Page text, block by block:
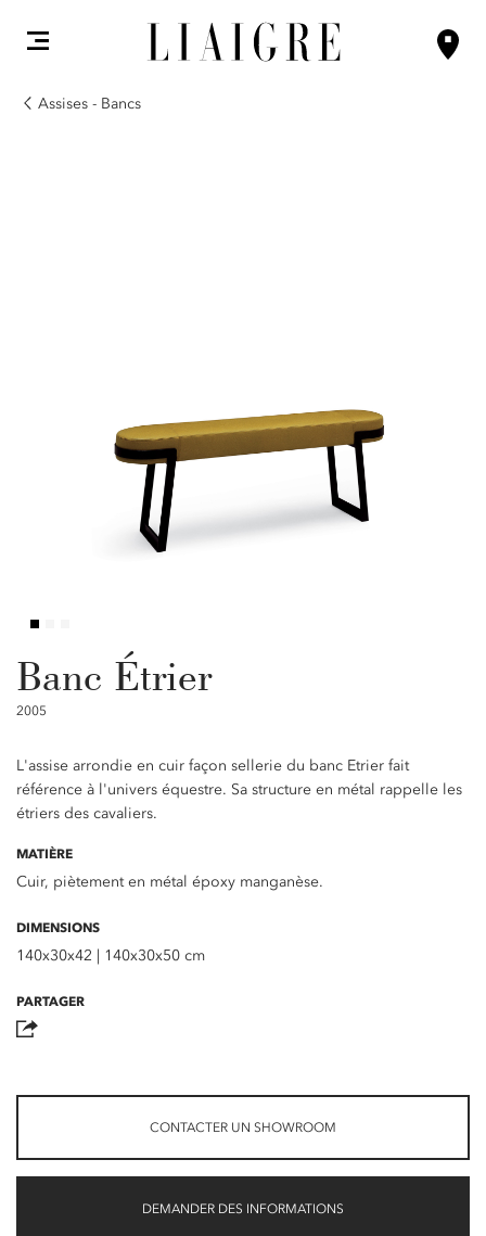
Assises - Bancs
Banc Étrier
2005
L'assise arrondie en cuir façon sellerie du banc Etrier fait
référence à l'univers équestre. Sa structure en métal rappelle les
étriers des cavaliers.
MATIÈRE
Cuir, piètement en métal époxy manganèse.
DIMENSIONS
140x30x42 | 140x30x50 cm
PARTAGER
CONTACTER UN SHOWROOM
DEMANDER DES INFORMATIONS